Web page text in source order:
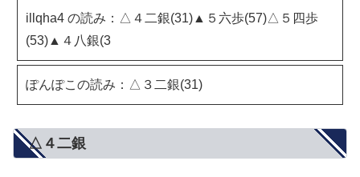
illqha4 の読み：△４二銀(31)▲５六歩(57)△５四歩
(53)▲４八銀(3
ぽんぽこの読み：△３二銀(31)
△４二銀